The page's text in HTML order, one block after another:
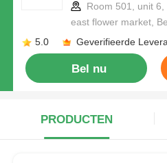
Room 501, unit
east flower market,
5.0
Geverifieerde
Bel nu
PRODUCTEN